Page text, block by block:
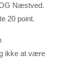
Næstved.
20 point.
ikke at være